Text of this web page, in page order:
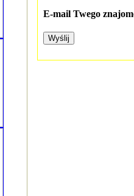
E-mail Twego